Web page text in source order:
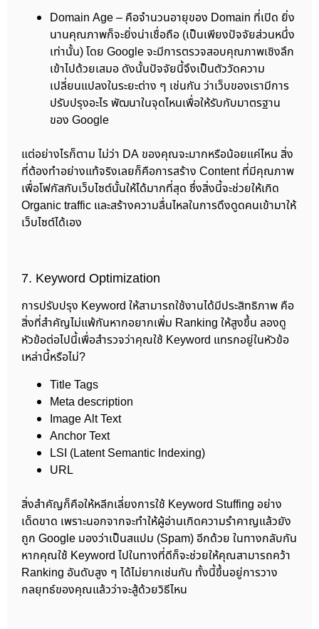
Domain Age – คือจำนวนอายุของ Domain ที่เปิด ยิ่ง
นานคุณภาพก็จะยิ่งน่าเชื่อถือ (เป็นเพียงปัจจัยส่วนหนึ่ง
เท่านั้น) โดย Google จะมีการตรวจสอบคุณภาพเชิงลึก
เข้าไปด้วยเสมอ ดังนั้นปัจจัยนี้จึงเป็นตัววัดความ
เปลี่ยนแปลงในระยะต่าง ๆ เช่นกัน ว่าเว็บของเรามีการ
ปรับปรุงอะไร พัฒนาในจุดไหนเพื่อให้รับกับมาตรฐาน
ของ Google
แต่อย่างไรก็ตาม ไม่ว่า DA ของคุณจะมากหรือน้อยแค่ไหน สิ่ง
ที่ต้องทำอย่างแท้จริงเลยก็คือการสร้าง Content ที่มีคุณภาพ
เพื่อโฟกัสกับเว็บไซต์นั้นให้ได้มากที่สุด ซึ่งสิ่งนี้จะช่วยให้เกิด
Organic traffic และสร้างความลื่นไหลในการดึงดูดคนเข้ามาให้
เว็บไซต์ได้เอง
7. Keyword Optimization
การปรับปรุง Keyword ให้สามารถใช้งานได้มีประสิทธิภาพ คือ
สิ่งที่สำคัญไม่แพ้กันหากอยากเพิ่ม Ranking ให้สูงขึ้น ลองดู
หัวข้อต่อไปนี้เพื่อสำรวจว่าคุณใช้ Keyword แทรกอยู่ในหัวข้อ
เหล่านี้หรือไม่?
Title Tags
Meta description
Image Alt Text
Anchor Text
LSI (Latent Semantic Indexing)
URL
สิ่งสำคัญก็คือให้หลีกเลี่ยงการใช้ Keyword Stuffing อย่าง
เด็ดขาด เพราะนอกจากจะทำให้ผู้อ่านเกิดความรำคาญแล้วยัง
ถูก Google มองว่าเป็นสแปม (Spam) อีกด้วย ในทางกลับกัน
หากคุณใช้ Keyword ไปในทางที่ดีก็จะช่วยให้คุณสามารถคว้า
Ranking อันดับสูง ๆ ได้ไม่ยากเช่นกัน ทั้งนี้ขึ้นอยู่การวาง
กลยุทธ์ของคุณแล้วว่าจะสู้ด้วยวิธีไหน